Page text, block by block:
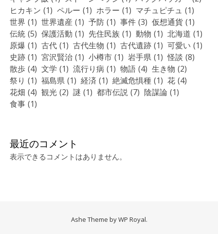
ヒカキン (1) ペルー (1) ホラー (1) マチュピチュ (1)
世界 (1) 世界遺産 (1) 予防 (1) 事件 (3) 仮想通貨 (1)
伝統 (5) 保護活動 (1) 先住民族 (1) 動物 (1) 北海道 (1)
原爆 (1) 古代 (1) 古代生物 (1) 古代遺跡 (1) 可愛い (1)
史跡 (1) 宮沢賢治 (1) 小樽市 (1) 岩手県 (1) 怪談 (8)
散歩 (4) 文学 (1) 流行り病 (1) 物語 (4) 生き物 (2)
祭り (1) 福島県 (1) 経済 (1) 絶滅危惧種 (1) 花 (4)
花畑 (4) 観光 (2) 謎 (1) 都市伝説 (7) 陰謀論 (1)
食事 (1)
最近のコメント
表示できるコメントはありません。
Ashe Theme byWP Royal.